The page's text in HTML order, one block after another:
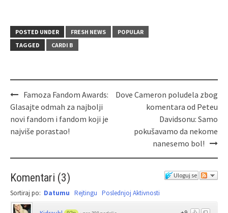
POSTED UNDER FRESH NEWS
POPULAR
TAGGED
CARDI B
Famoza Fandom Awards:
Glasajte odmah za najbolji
novi fandom i fandom koji je
najviše porastao!
Dove Cameron poludela zbog
komentara od Peteu
Davidsonu: Samo
pokušavamo da nekome
nanesemo bol!
Uloguj se
Komentari (3)
Sortiraj po: Datumu Rejtingu Poslednjoj Aktivnosti